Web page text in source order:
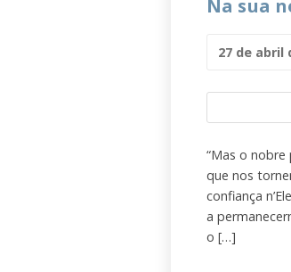
Na sua
27 de abril
“Mas o nobre
que nos
confiança
a
o […]